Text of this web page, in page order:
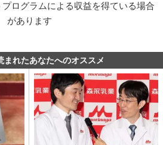
ログラムによる収益を得ている場合
があります
まれたあなたへのオススメ